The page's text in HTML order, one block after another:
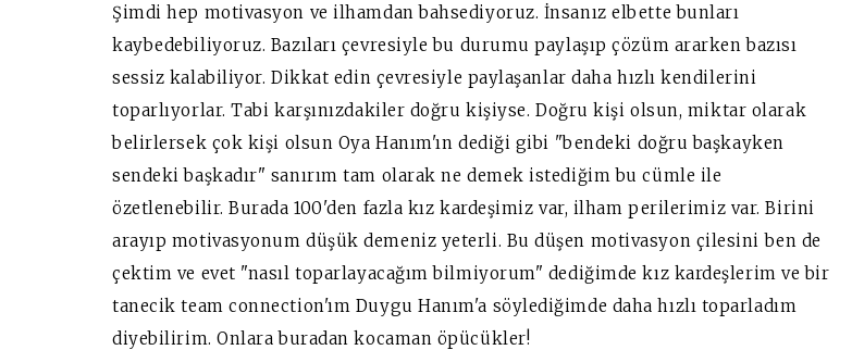
Şimdi hep motivasyon ve ilhamdan bahsediyoruz. İnsanız elbette bunları
kaybedebiliyoruz. Bazıları çevresiyle bu durumu paylaşıp çözüm ararken bazısı
sessiz kalabiliyor. Dikkat edin çevresiyle paylaşanlar daha hızlı kendilerini
toparlıyorlar. Tabi karşınızdakiler doğru kişiyse. Doğru kişi olsun, miktar olarak
belirlersek çok kişi olsun Oya Hanım'ın dediği gibi "bendeki doğru başkayken
sendeki başkadır" sanırım tam olarak ne demek istediğim bu cümle ile
özetlenebilir. Burada 100'den fazla kız kardeşimiz var, ilham perilerimiz var. Birini
arayıp motivasyonum düşük demeniz yeterli. Bu düşen motivasyon çilesini ben de
çektim ve evet "nasıl toparlayacağım bilmiyorum" dediğimde kız kardeşlerim ve bir
tanecik team connection'ım Duygu Hanım'a söylediğimde daha hızlı toparladım
diyebilirim. Onlara buradan kocaman öpücükler!